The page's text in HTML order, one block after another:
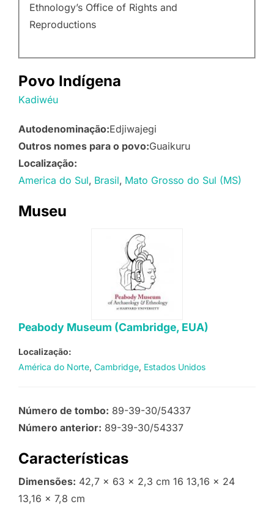
Ethnology’s Office of Rights and
Reproductions
Povo Indígena
Kadiwéu
Autodenominação:Edjiwajegi
Outros nomes para o povo:Guaikuru
Localização:
America do Sul Brasil Mato Grosso do Sul (MS)
Museu
Peabody Museum (Cambridge, EUA)
Localização:
América do Norte Cambridge Estados Unidos
Número de tombo: 89-39-30/54337
Número anterior: 89-39-30/54337
Características
Dimensões: 42,7 x 63 x 2,3 cm 16 13,16 x 24
13,16 x 7,8 cm